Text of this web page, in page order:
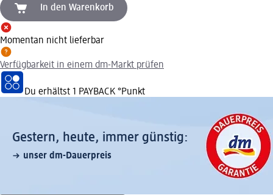
In den Warenkorb
Momentan nicht lieferbar
Verfügbarkeit in einem dm-Markt prüfen
Du erhältst 1 PAYBACK °Punkt
Gestern, heute, immer günstig:
unser dm-Dauerpreis